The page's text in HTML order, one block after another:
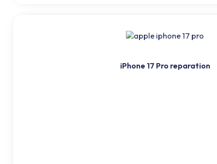
iPhone 17 Pro reparation